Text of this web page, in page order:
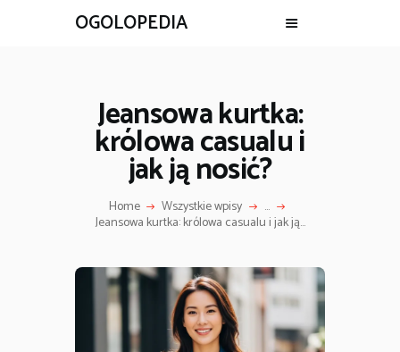
OGOLOPEDIA
Jeansowa kurtka:
królowa casualu i
jak ją nosić?
Home Wszystkie wpisy ...
Jeansowa kurtka: królowa casualu i jak ją...